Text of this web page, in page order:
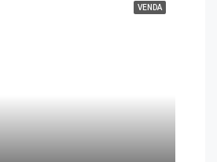
VENDA